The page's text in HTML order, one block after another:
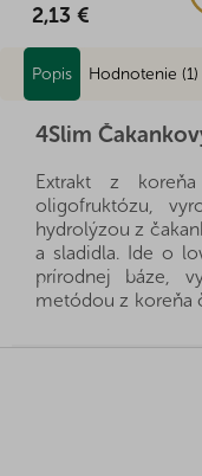
2,13 €
Popis Hodnotenie (1)
4Slim
Extrakt z koreňa
oligofruktózu,
hydrolýzou z
a sladidla. Ide o
prírodnej báze,
metódou z koreňa
glykemickým
cereálne kaše